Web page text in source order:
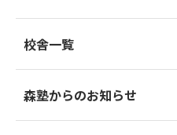
校舎一覧
森塾からのお知らせ